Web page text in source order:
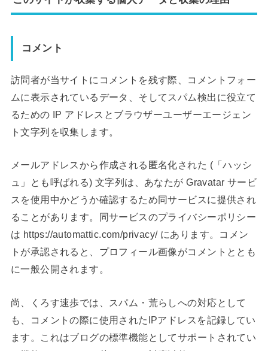
コメント
訪問者が当サイトにコメントを残す際、コメントフォー
ムに表示されているデータ、そしてスパム検出に役立て
るための IP アドレスとブラウザーユーザーエージェン
ト文字列を収集します。
メールアドレスから作成される匿名化された (「ハッシ
ュ」とも呼ばれる) 文字列は、あなたが Gravatar サービ
スを使用中かどうか確認するため同サービスに提供され
ることがあります。同サービスのプライバシーポリシー
は https://automattic.com/privacy/ にあります。コメン
トが承認されると、プロフィール画像がコメントととも
に一般公開されます。
尚、くろす速歩では、スパム・荒らしへの対応として
も、コメントの際に使用されたIPアドレスを記録してい
ます。これはブログの標準機能としてサポートされてい